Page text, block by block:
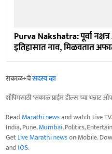
Purva Nakshatra: पूर्वा
इतिहासात नाव, मिळवतात
सकाळ+चेसदस्य व्हा
शॉपिंगसाठी 'सकाळ प्राईम डील्स'च्या भन्नाट
Read Marathi newsand watch Live TV.
India, Pune,Mumbai, Politics,
GetLive Marathi newson Mobile.
and IOS.